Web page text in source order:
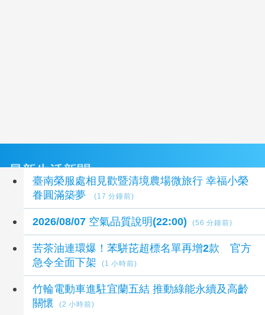
最新生活新聞
臺南榮服處相見歡暨清境農場微旅行 幸福小榮
眷圓滿築夢
(17 分鐘前)
2026/08/07 空氣品質說明(22:00) (56 分鐘前)
苦茶油連環爆！苯駢芘超標名單再增2款 官方
急令全面下架
(1 小時前)
竹輪電動車進駐宜蘭五結 推動綠能永續及高齡
關懷
(2 小時前)